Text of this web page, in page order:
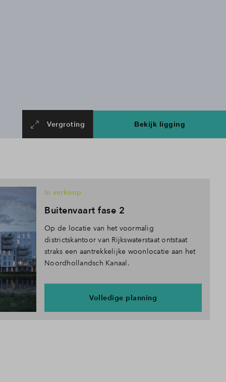
Vergroting
Buitenvaart fase 2
In verkoop
Op de locatie van het voormalig
districtskantoor van Rijkswaterstaat ontstaat
straks een aantrekkelijke woonlocatie aan het
Noordhollandsch Kanaal.
Volledige planning